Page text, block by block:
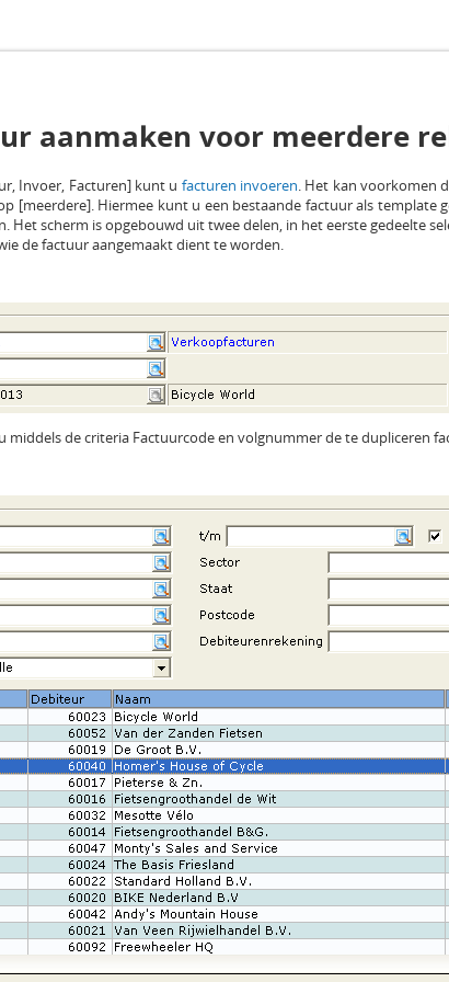
aanmaken voor meerdere
Invoer, Facturen] kunt u facturen invoeren. Het kan voorkomen
[meerdere]. Hiermee kunt u een bestaande factuur als template
Het scherm is opgebouwd uit twee delen, in het eerste gedeelte
de factuur aangemaakt dient te worden.
middels de criteria Factuurcode en volgnummer de te dupliceren